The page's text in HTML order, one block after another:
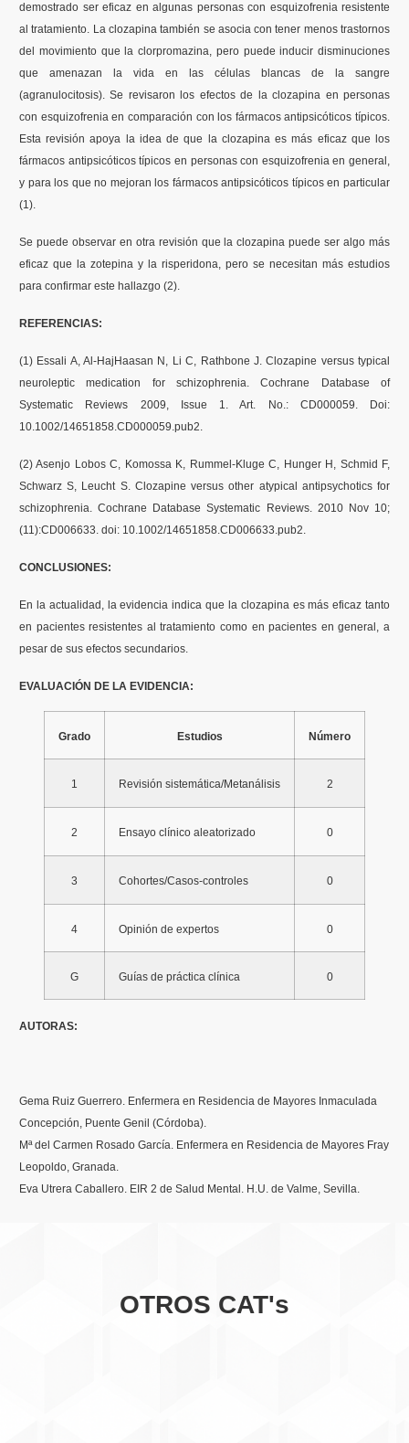
demostrado ser eficaz en algunas personas con esquizofrenia resistente
al tratamiento. La clozapina también se asocia con tener menos trastornos
del movimiento que la clorpromazina, pero puede inducir disminuciones
que amenazan la vida en las células blancas de la sangre
(agranulocitosis). Se revisaron los efectos de la clozapina en personas
con esquizofrenia en comparación con los fármacos antipsicóticos típicos.
Esta revisión apoya la idea de que la clozapina es más eficaz que los
fármacos antipsicóticos típicos en personas con esquizofrenia en general,
y para los que no mejoran los fármacos antipsicóticos típicos en particular
(1).
Se puede observar en otra revisión que la clozapina puede ser algo más
eficaz que la zotepina y la risperidona, pero se necesitan más estudios
para confirmar este hallazgo (2).
REFERENCIAS:
(1) Essali A, Al-HajHaasan N, Li C, Rathbone J. Clozapine versus typical
neuroleptic medication for schizophrenia. Cochrane Database of
Systematic Reviews 2009, Issue 1. Art. No.: CD000059. Doi:
10.1002/14651858.CD000059.pub2.
(2) Asenjo Lobos C, Komossa K, Rummel-Kluge C, Hunger H, Schmid F,
Schwarz S, Leucht S. Clozapine versus other atypical antipsychotics for
schizophrenia. Cochrane Database Systematic Reviews. 2010 Nov 10;
(11):CD006633. doi: 10.1002/14651858.CD006633.pub2.
CONCLUSIONES:
En la actualidad, la evidencia indica que la clozapina es más eficaz tanto
en pacientes resistentes al tratamiento como en pacientes en general, a
pesar de sus efectos secundarios.
EVALUACIÓN DE LA EVIDENCIA:
Grado Estudios Número
1 Revisión sistemática/Metanálisis 2
2 Ensayo clínico aleatorizado 0
3 Cohortes/Casos-controles 0
4 Opinión de expertos 0
G Guías de práctica clínica 0
AUTORAS:
Gema Ruiz Guerrero. Enfermera en Residencia de Mayores Inmaculada
Concepción, Puente Genil (Córdoba).
Mª del Carmen Rosado García. Enfermera en Residencia de Mayores Fray
Leopoldo, Granada.
Eva Utrera Caballero. EIR 2 de Salud Mental. H.U. de Valme, Sevilla.
OTROS CAT's